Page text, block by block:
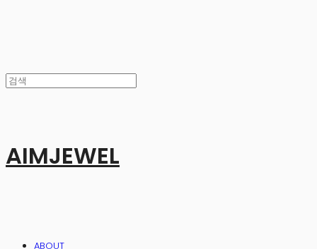
AIMJEWEL
ABOUT